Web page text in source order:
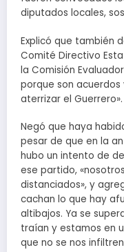
diputados locales,
Explicó que también
Comité Directivo
la Comisión
porque son
aterrizar el Guerrero».
Negó que haya
pesar de que en la
hubo un intento de
ese partido,
distanciados», y
cachan lo que hay
altibajos. Ya se
traían y estamos en
que no se nos